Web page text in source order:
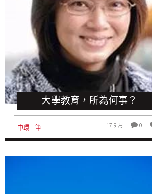
大學教育，所為何事？
中環一筆 17 9 月 0